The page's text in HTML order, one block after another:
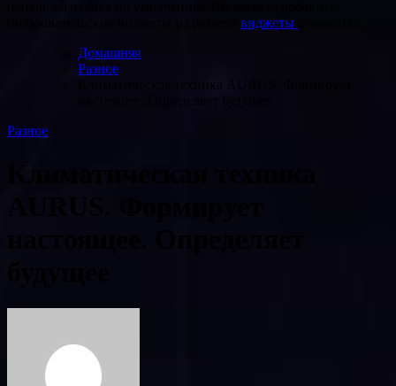
виджеты
Домашняя
Разное
Климатическая техника AURUS. Формирует
Разное